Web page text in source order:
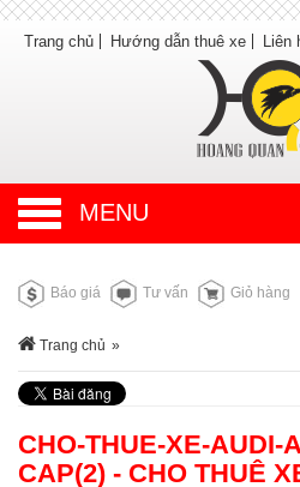
Trang chủ Hướng dẫn thuê xe Liên
MENU
Báo giá Tư vấn Giỏ hàng
Trang chủ »
CHO-THUE-XE-AUDI-
CAP(2) - CHO THUÊ